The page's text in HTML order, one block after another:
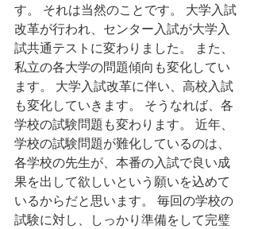
す。 それは当然のことです。 大学入試
改革が行われ、センター入試が大学入
試共通テストに変わりました。 また、
私立の各大学の問題傾向も変化してい
ます。 大学入試改革に伴い、高校入試
も変化していきます。 そうなれば、各
学校の試験問題も変わります。 近年、
学校の試験問題が難化しているのは、
各学校の先生が、本番の入試で良い成
果を出して欲しいという願いを込めて
いるからだと思います。 毎回の学校の
試験に対し、しっかり準備をして完璧